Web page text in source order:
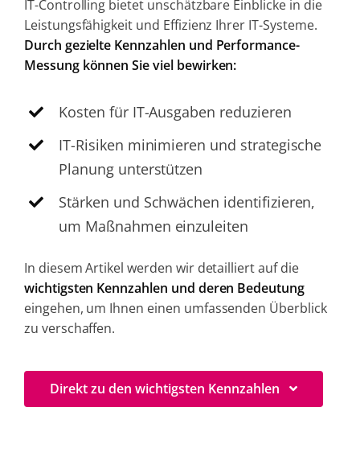
IT-Controlling bietet unschätzbare Einblicke in die
Leistungsfähigkeit und Effizienz Ihrer IT-Systeme.
Durch gezielte Kennzahlen und Performance-
Messung können Sie viel bewirken:
Kosten für IT-Ausgaben reduzieren
IT-Risiken minimieren und strategische
Planung unterstützen
Stärken und Schwächen identifizieren,
um Maßnahmen einzuleiten
In diesem Artikel werden wir detailliert auf die
wichtigsten Kennzahlen und deren Bedeutung
eingehen, um Ihnen einen umfassenden Überblick
zu verschaffen.
Direkt zu den wichtigsten Kennzahlen